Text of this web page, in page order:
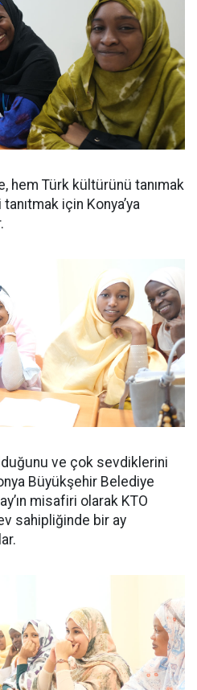
hem Türk kültürünü tanımak
için Konya’ya
ve çok sevdiklerini
Büyükşehir Belediye
misafiri olarak KTO
sahipliğinde bir ay